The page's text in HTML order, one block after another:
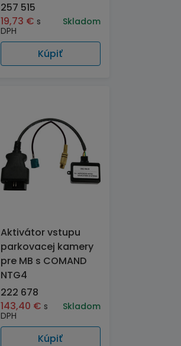
257 515
19,73 € s
DPH
Skladom
Kúpiť
Aktivátor vstupu
parkovacej kamery
pre MB s COMAND
NTG4
222 678
143,40 € s
DPH
Skladom
Kúpiť